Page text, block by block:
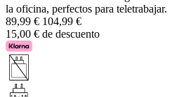
la oficina, perfectos para teletrabajar.
89,99 € 104,99 €
15,00 € de descuento